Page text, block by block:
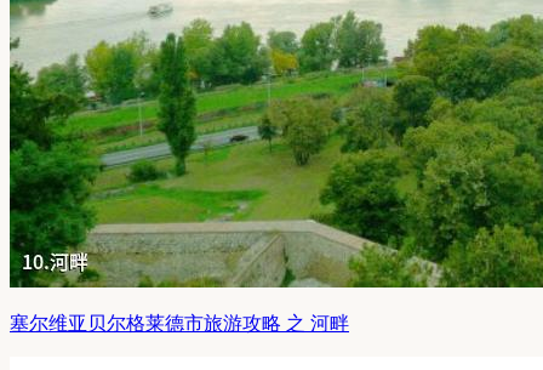
塞尔维亚贝尔格莱德市旅游攻略 之 河畔